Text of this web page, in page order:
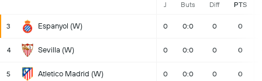
J Buts Diff PTS
3 Espanyol (W) 0 0:0 0 0
4 Sevilla (W) 0 0:0 0 0
5 Atletico Madrid (W) 0 0:0 0 0